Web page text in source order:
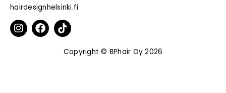
hairdesignhelsinki.fi
Copyright © BPhair Oy 2026